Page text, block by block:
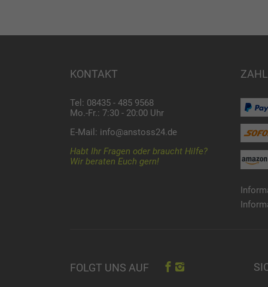
KONTAKT
Tel: 08435 - 485 9568
Mo.-Fr.: 7:30 - 20:00 Uhr
E-Mail: info@anstoss24.de
Habt Ihr Fragen oder braucht Hilfe?
Wir beraten Euch gern!
FOLGT UNS AUF